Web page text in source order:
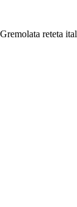
Gremolata reteta